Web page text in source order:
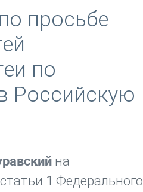
просьбе
по
Российскую
на
1 Федерального